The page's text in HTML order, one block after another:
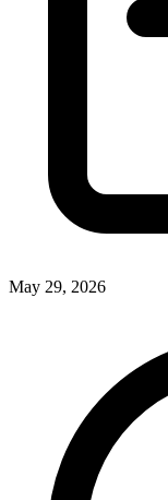
May 29, 2026